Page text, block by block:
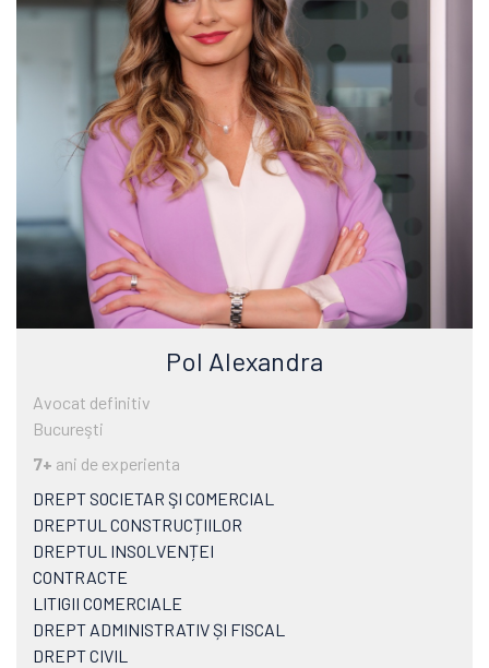
Pol Alexandra
Avocat definitiv
Bucureşti
7+ ani de experienta
DREPT SOCIETAR ŞI COMERCIAL
DREPTUL CONSTRUCȚIILOR
DREPTUL INSOLVENȚEI
CONTRACTE
LITIGII COMERCIALE
DREPT ADMINISTRATIV ȘI FISCAL
DREPT CIVIL